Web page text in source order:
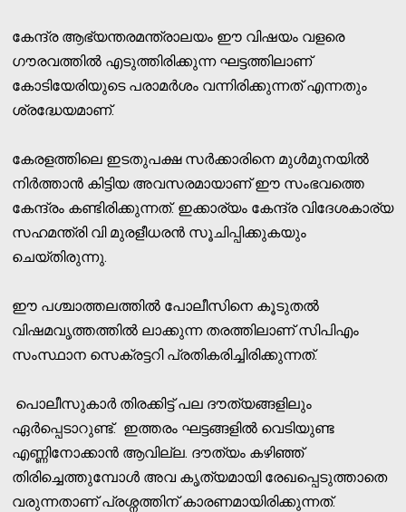
കേന്ദ്ര ആഭ്യന്തരമന്ത്രാലയം ഈ വിഷയം വളരെ
ഗൗരവത്തിൽ എടുത്തിരിക്കുന്ന ഘട്ടത്തിലാണ്
കോടിയേരിയുടെ പരാമർശം വന്നിരിക്കുന്നത് എന്നതും
ശ്രദ്ധേയമാണ്.
കേരളത്തിലെ ഇടതുപക്ഷ സർക്കാരിനെ മുൾമുനയിൽ
നിർത്താൻ കിട്ടിയ അവസരമായാണ് ഈ സംഭവത്തെ
കേന്ദ്രം കണ്ടിരിക്കുന്നത്. ഇക്കാര്യം കേന്ദ്ര വിദേശകാര്യ
സഹമന്ത്രി വി മുരളീധരൻ സൂചിപ്പിക്കുകയും
ചെയ്തിരുന്നു.
ഈ പശ്ചാത്തലത്തിൽ പോലീസിനെ കൂടുതൽ
വിഷമവൃത്തത്തിൽ ലാക്കുന്ന തരത്തിലാണ് സിപിഎം
സംസ്ഥാന സെക്രട്ടറി പ്രതികരിച്ചിരിക്കുന്നത്.
പൊലീസുകാർ തിരക്കിട്ട് പല ദൗത്യങ്ങളിലും
ഏർപ്പെടാറുണ്ട്. ഇത്തരം ഘട്ടങ്ങളിൽ വെടിയുണ്ട
എണ്ണിനോക്കാൻ ആവില്ല. ദൗത്യം കഴിഞ്ഞ്
തിരിച്ചെത്തുമ്പോൾ അവ കൃത്യമായി രേഖപ്പെടുത്താതെ
വരുന്നതാണ് പ്രശ്നത്തിന് കാരണമായിരിക്കുന്നത്.